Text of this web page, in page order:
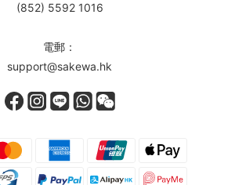
(852) 5592 1016
電郵：
support@sakewa.hk